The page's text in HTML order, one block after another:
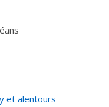
et alentours